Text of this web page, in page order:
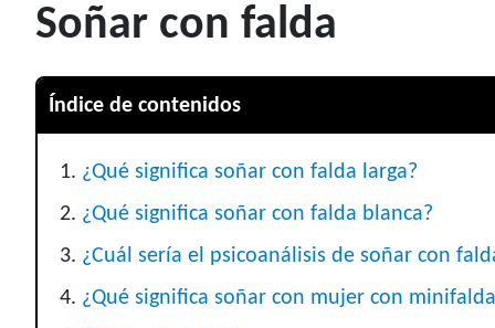
Soñar con falda
Índice de contenidos
¿Qué significa soñar con falda larga?
¿Qué significa soñar con falda blanca?
¿Cuál sería el psicoanálisis de soñar con
¿Qué significa soñar con mujer con